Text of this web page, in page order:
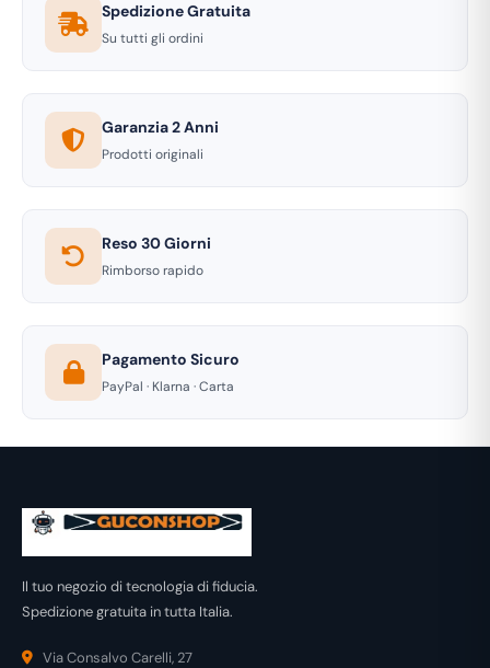
Spedizione Gratuita
Su tutti gli ordini
Garanzia 2 Anni
Prodotti originali
Reso 30 Giorni
Rimborso rapido
Pagamento Sicuro
PayPal · Klarna · Carta
Il tuo negozio di tecnologia di fiducia.
Spedizione gratuita in tutta Italia.
Via Consalvo Carelli, 27